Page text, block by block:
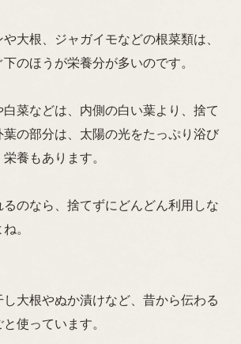
大根、ジャガイモなどの根菜類は、
のほうが栄養分が多いのです。
白菜などは、内側の白い葉より、捨て
葉の部分は、太陽の光をたっぷり浴び
養もあります。
のなら、捨てずにどんどん利用しな
。
大根やぬか漬けなど、昔から伝わる
使っています。